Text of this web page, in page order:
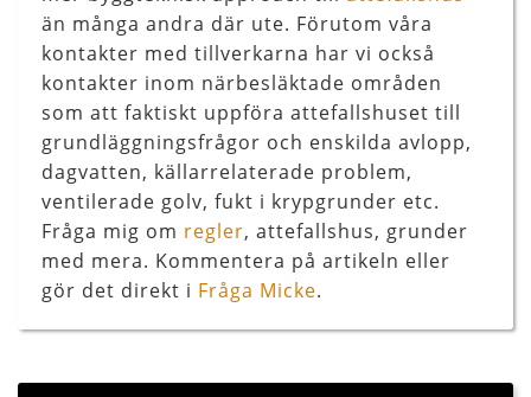
än många andra där ute. Förutom våra
kontakter med tillverkarna har vi också
kontakter inom närbesläktade områden
som att faktiskt uppföra attefallshuset till
grundläggningsfrågor och enskilda avlopp,
dagvatten, källarrelaterade problem,
ventilerade golv, fukt i krypgrunder etc.
Fråga mig om regler, attefallshus, grunder
med mera. Kommentera på artikeln eller
gör det direkt i Fråga Micke.